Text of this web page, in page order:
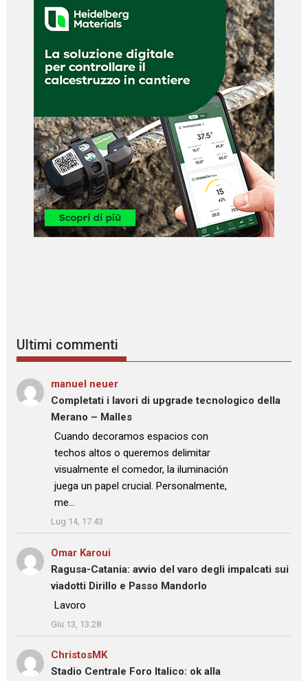
Ultimi commenti
manuel neuer
Completati i lavori di upgrade tecnologico della
Merano – Malles
: “
Cuando decoramos espacios con
techos altos o queremos delimitar
visualmente el comedor, la iluminación
juega un papel crucial. Personalmente,
me…
”
Lug 14, 17:43
Omar Karoui
Ragusa-Catania: avvio del varo degli impalcati sui
viadotti Dirillo e Passo Mandorlo
: “Lavoro
”
Giu 13, 13:28
ChristosMKsu
Stadio Centrale Foro Italico: ok alla